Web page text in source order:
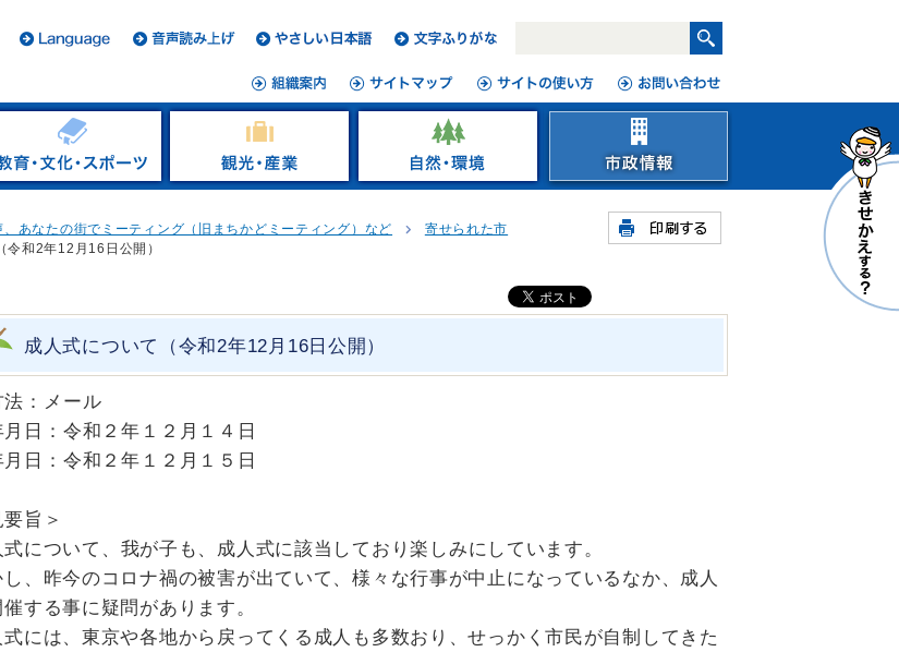
、あなたの街でミーティング（旧まちかどミーティング）など
寄せられた市
令和2年12月16日公開）
成人式について（令和2年12月16日公開）
法：メール
月日：令和２年１２月１４日
月日：令和２年１２月１５日
旨＞
式について、我が子も、成人式に該当しており楽しみにしています。
、昨今のコロナ禍の被害が出ていて、様々な行事が中止になっているなか、成人
する事に疑問があります。
には、東京や各地から戻ってくる成人も多数おり、せっかく市民が自制してきた